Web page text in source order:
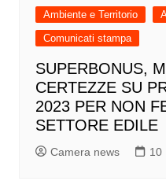
Ambiente e Territorio
Comunicati stampa
SUPERBONUS,
CERTEZZE SU
2023 PER NON
SETTORE EDILE
Camera news 10